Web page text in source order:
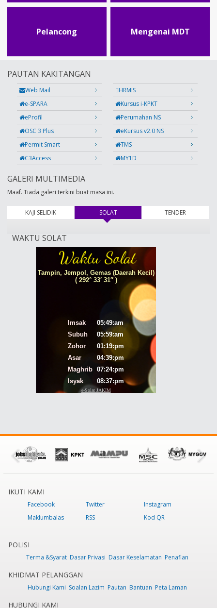
Pelancong Mengenai MDT
PAUTAN KAKITANGAN
Web Mail
HRMIS
e-SPARA
Kursus i-KPKT
eProfil
Perumahan NS
OSC 3 Plus
eKursus v2.0 NS
Permit Smart
TMS
C3Access
MY1D
GALERI MULTIMEDIA
Maaf. Tiada galeri terkini buat masa ini.
KAJI SELIDIK SOLAT(tab aktif) TENDER
WAKTU SOLAT
IKUTI KAMI
Facebook Twitter
Instagram
Maklumbalas
RSS Kod QR
POLISI
Terma &Syarat Dasar Privasi Dasar Keselamatan Penafian
KHIDMAT PELANGGAN
Hubungi Kami Soalan Lazim Pautan Bantuan Peta Laman
HUBUNGI KAMI